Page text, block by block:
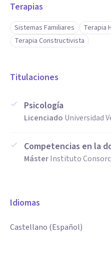
Promoción de la inclusión y
contextos escolares y
Terapias
Sistemas Familiares
Terapia
Terapia Constructivista
Titulaciones
Psicología
Licenciado Universidad
Competencias en la
MásterInstituto
Idiomas
Castellano (Español)